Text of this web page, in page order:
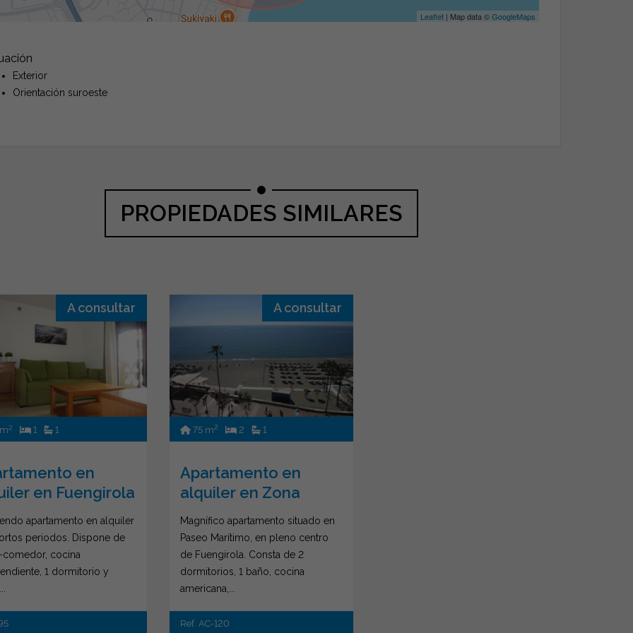
Leaflet | Map data ©GoogleMaps
Exterior
Orientación suroeste
PROPIEDADES SIMILARES
A consultar
2 1 1
en
en Fuengirola
apartamento en alquiler
periodos. Dispone de
comedor, cocina
1 dormitorio y
A consultar
75 m2 2 1
Apartamento en
alquiler en Zona
Puerto Deportivo
(Fuengi...
Magnífico apartamento situado en
Paseo Marítimo, en pleno centro
de Fuengirola. Consta de 2
dormitorios, 1 baño, cocina
americana,...
Ref. AC-120